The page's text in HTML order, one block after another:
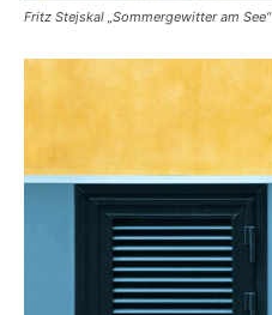
Fritz Stejskal „Sommergewitter am See“